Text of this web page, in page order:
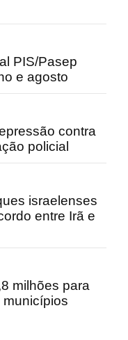
PIS/Pasep
e agosto
contra
policial
israelenses
entre Irã e
milhões para